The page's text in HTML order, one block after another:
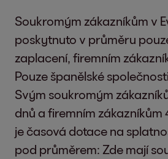
Soukromým zákazníkům v
poskytnuto v průměru
zaplacení, firemním
Pouze španělské
Svým soukromým
dnů a firemním zákazníkům
je časová dotace na
pod průměrem: Zde mají